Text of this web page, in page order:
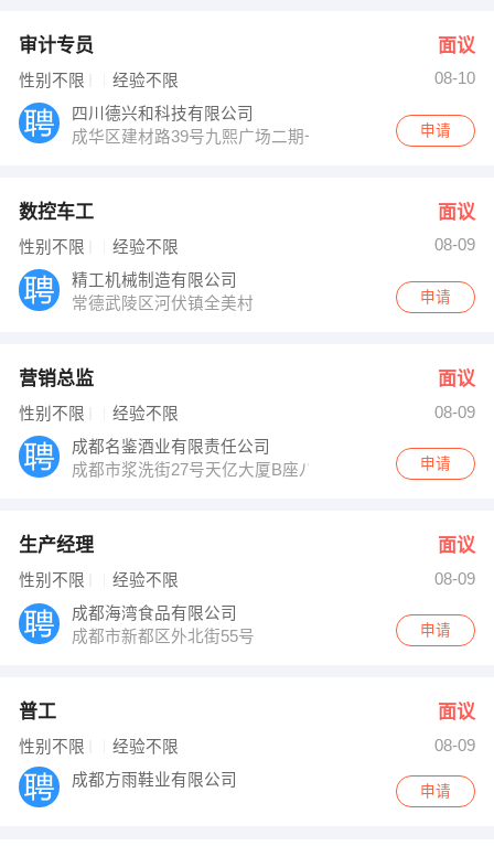
审计专员 面议
性别不限 经验不限
08-10
四川德兴和科技有限公司
成华区建材路39号九熙广场二期一栋1520
申请
数控车工 面议
性别不限 经验不限
08-09
精工机械制造有限公司
常德武陵区河伏镇全美村
申请
营销总监 面议
性别不限 经验不限
08-09
成都名鉴酒业有限责任公司
成都市浆洗街27号天亿大厦B座八楼A—3室
申请
生产经理 面议
性别不限 经验不限
08-09
成都海湾食品有限公司
成都市新都区外北街55号
申请
普工 面议
性别不限 经验不限
08-09
成都方雨鞋业有限公司
申请